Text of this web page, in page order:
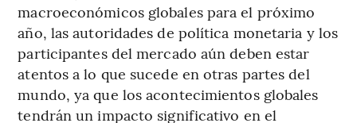
macroeconómicos globales para el próximo
año, las autoridades de política monetaria y los
participantes del mercado aún deben estar
atentos a lo que sucede en otras partes del
mundo, ya que los acontecimientos globales
tendrán un impacto significativo en el